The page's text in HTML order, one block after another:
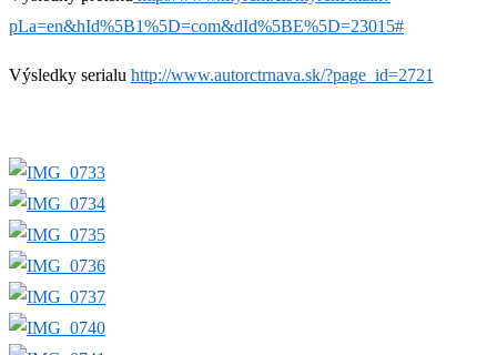
pLa=en&hId%5B1%5D=com&dId%5BE%5D=23015#
Výsledky serialu http://www.autorctrnava.sk/?page_id=2721